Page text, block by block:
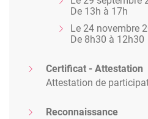
De 13h à 17h
Le 24 novembre
De 8h30 à 12h30
Certificat - Attestation
Attestation de
Reconnaissance